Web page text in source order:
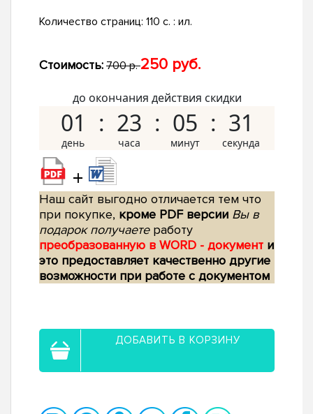
Количество страниц: 110 с. : ил.
Стоимость: 700 р.250 руб.
до окончания действия скидки
01 23 05 30
+
Наш сайт выгодно отличается тем что
при покупке, кроме PDF версии Вы в
подарок получаетеработу
преобразованную в WORD - документ и
это предоставляет качественно другие
возможности при работе с документом
ДОБАВИТЬ В КОРЗИНУ